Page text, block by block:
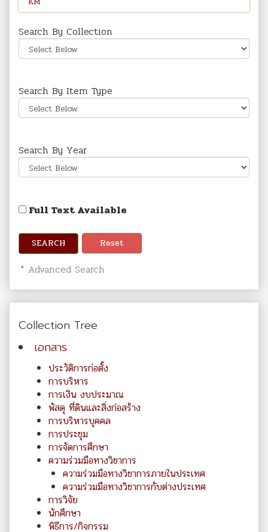
Search By Collection
Search By Item Type
Search By Year
Full Text Available
SEARCH Reset
* Advanced Search
Collection Tree
เอกสาร
ประวัติการก่อตั้ง
การบริหาร
การเงิน งบประมาณ
พัสดุ ที่ดินและสิ่งก่อสร้าง
การบริหารบุคคล
การประชุม
การจัดการศึกษา
ความร่วมมือทางวิชาการ
ความร่วมมือทางวิชาการภายในประเทศ
ความร่วมมือทางวิชาการกับต่างประเทศ
การวิจัย
นักศึกษา
พิธีการ/กิจกรรม